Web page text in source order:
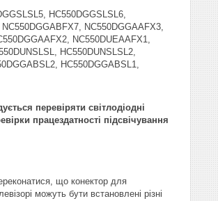
HC550DGGSLSL6,
NC550DGGAAFX3,
NC550DUEAAFX1,
HC550DUNSLSL2,
HC550DGGABSL1,
перевіряти світлодіодні
працездатності підсвічування
що конектор для
можуть бути встановлені різні